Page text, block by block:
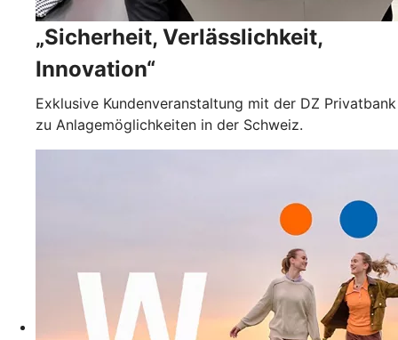
„Sicherheit, Verlässlichkeit,
Innovation“
Exklusive Kundenveranstaltung mit der DZ Privatbank
zu Anlagemöglichkeiten in der Schweiz.